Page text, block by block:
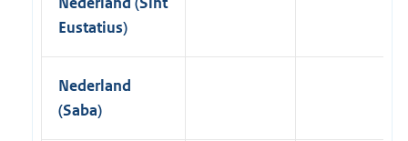
Eustatius)
Nederland
(Saba)